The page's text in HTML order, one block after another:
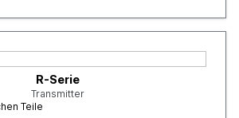
R-Serie
Transmitter
Teile